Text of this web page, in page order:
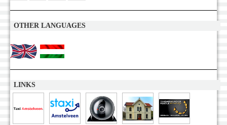
OTHER LANGUAGES
LINKS